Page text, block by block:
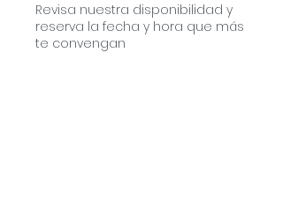
Revisa nuestra disponibilidad y
reserva la fecha y hora que más
te convengan